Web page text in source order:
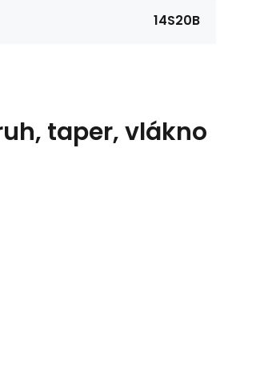
14S20B
taper, vlákno